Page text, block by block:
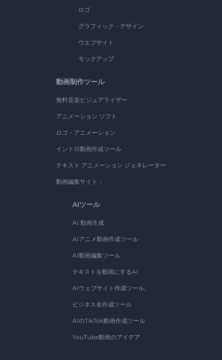
ロゴ
グラフィック・デザイン
ウエブサイト
モックアップ
動画制作ツール
無料音楽ビジュアライザー
アニメーション ソフト
ロゴ・アニメーション
イントロ動画作成ツール
テキスト アニメーション ジェネレーター
動画編集サイト：
AIツール
AI 動画生成
AIアニメ動画作成ツール
AI動画編集ツール
テキストを動画にするAI
AIウェブサイト作成ツール。
ビジネス名作成ツール
AIのTikTok動画作成ツール
YouTube動画のアイデア